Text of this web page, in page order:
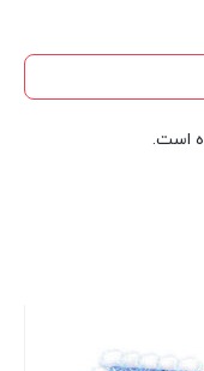
است.